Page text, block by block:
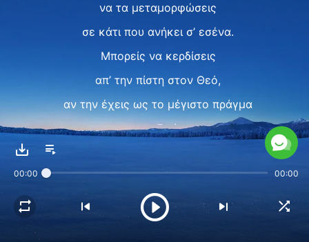
να τα μεταμορφώσεις
σε κάτι που ανήκει σ’ εσένα.
Μπορείς να κερδίσεις
απ’ την πίστη στον Θεό,
αν την έχεις ως το μέγιστο πράγμα
στη ζωή,
απ’ ό,τι φορέσεις, ή άλλο, ναι.
Ⅱ
Εφάρμοσε τα λόγια
00:00 00:00